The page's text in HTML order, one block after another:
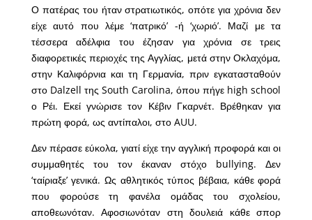
Ο πατέρας του ήταν στρατιωτικός, οπότε για χρόνια δεν
είχε αυτό που λέμε ‘πατρικό’ -ή ‘χωριό’. Μαζί με τα
τέσσερα αδέλφια του έζησαν για χρόνια σε τρεις
διαφορετικές περιοχές της Αγγλίας, μετά στην Οκλαχόμα,
στην Καλιφόρνια και τη Γερμανία, πριν εγκατασταθούν
στο Dalzell της South Carolina, όπου πήγε high school
ο Ρέι. Εκεί γνώρισε τον Κέβιν Γκαρνέτ. Βρέθηκαν για
πρώτη φορά, ως αντίπαλοι, στο AUU.
Δεν πέρασε εύκολα, γιατί είχε την αγγλική προφορά και οι
συμμαθητές του τον έκαναν στόχο bullying. Δεν
‘ταίριαξε’ γενικά. Ως αθλητικός τύπος βέβαια, κάθε φορά
που φορούσε τη φανέλα ομάδας του σχολείου,
αποθεωνόταν. Αφοσιωνόταν στη δουλειά κάθε σπορ